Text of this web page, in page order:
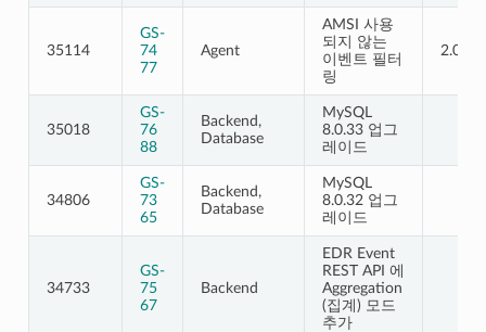
35114
GS-
74
77
Agent
AMSI 사용
되지 않는
이벤트 필터
링
35018
GS-
76
88
Backend,
Database
MySQL
8.0.33 업그
레이드
34806
GS-
73
65
Backend,
Database
MySQL
8.0.32 업그
레이드
34733
GS-
75
67
Backend
EDR Event
REST API 에
Aggregation
(집계) 모드
추가